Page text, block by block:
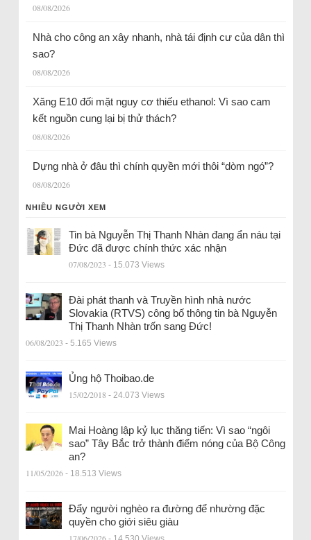
08/08/2026
Nhà cho công an xây nhanh, nhà tái định cư của dân thì
sao?
08/08/2026
Xăng E10 đối mặt nguy cơ thiếu ethanol: Vì sao cam
kết nguồn cung lại bị thử thách?
08/08/2026
Dựng nhà ở đâu thì chính quyền mới thôi “dòm ngó”?
08/08/2026
NHIỀU NGƯỜI XEM
Tin bà Nguyễn Thị Thanh Nhàn đang ẩn náu tại
Đức đã được chính thức xác nhận
07/08/2023 - 15.073 Views
Đài phát thanh và Truyền hình nhà nước
Slovakia (RTVS) công bố thông tin bà Nguyễn
Thị Thanh Nhàn trốn sang Đức!
06/08/2023 - 5.165 Views
Ủng hộ Thoibao.de
15/02/2018 - 24.073 Views
Mai Hoàng lập kỷ lục thăng tiến: Vì sao “ngôi
sao” Tây Bắc trở thành điểm nóng của Bộ Công
an?
11/05/2026 - 18.513 Views
Đẩy người nghèo ra đường để nhường đặc
quyền cho giới siêu giàu